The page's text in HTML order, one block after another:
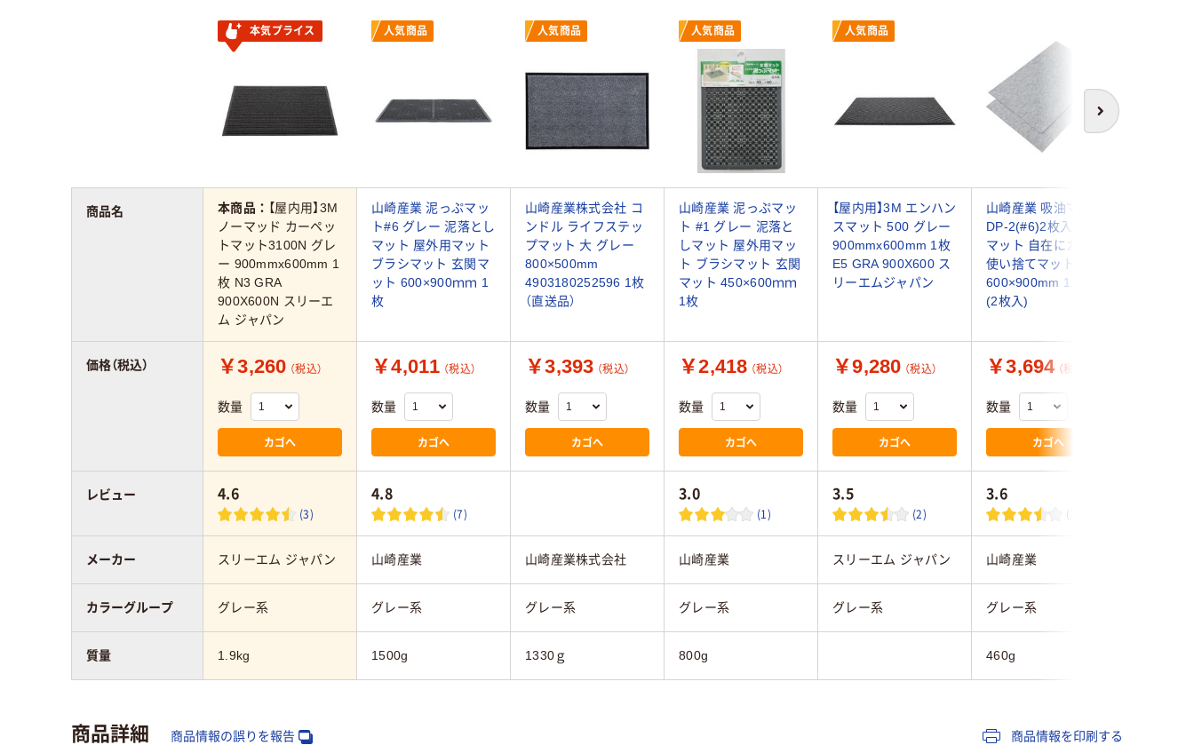
次へ
本気プライス 人気商品 人気商品 人気商品 人気商品
本商品： 【屋内用】3M
ノーマッド カーペッ
トマット3100N グレ
ー 900mmx600mm 1
枚 N3 GRA
900X600N スリーエ
ム ジャパン
山崎産業 泥っぷマッ
ト#6 グレー 泥落とし
マット 屋外用マット
ブラシマット 玄関マ
ット 600×900ｍｍ 1
枚
山崎産業株式会社 コ
ンドル ライフステッ
プマット 大 グレー
800×500mm
4903180252596 1枚
（直送品）
山崎産業 泥っぷマッ
ト #1 グレー 泥落と
しマット 屋外用マッ
ト ブラシマット 玄関
マット 450×600ｍｍ
1枚
【屋内用】3M エンハン
スマット 500 グレー
900mmx600mm 1枚
E5 GRA 900X600 ス
リーエムジャパン
山崎産業 吸油マット
DP-2(#6)2枚入 吸水
マット 自在にカット
使い捨てマット 防炎
600×900mm 1パック
(2枚入)
￥3,260 （税込）
数量
カゴへ
￥4,011 （税込）
数量
カゴへ
￥3,393 （税込）
数量
カゴへ
￥2,418 （税込）
数量
カゴへ
￥9,280 （税込）
数量
カゴへ
￥3,694 （税込）
数量
カゴへ
4.6
(3)
4.8
(7)
3.0
(1)
3.5
(2)
3.6
(3)
スリーエム ジャパン 山崎産業 山崎産業株式会社 山崎産業 スリーエム ジャパン 山崎産業
グレー系 グレー系 グレー系 グレー系 グレー系 グレー系
1.9kg 1500g 1330ｇ 800g 460g
商品名
価格（税込）
レビュー
メーカー
カラーグループ
質量
商品詳細 商品情報の誤りを報告 商品情報を印刷する